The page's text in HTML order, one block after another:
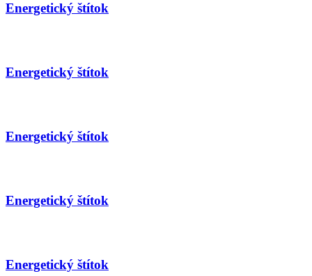
Energetický štítok
Energetický štítok
Energetický štítok
Energetický štítok
Energetický štítok